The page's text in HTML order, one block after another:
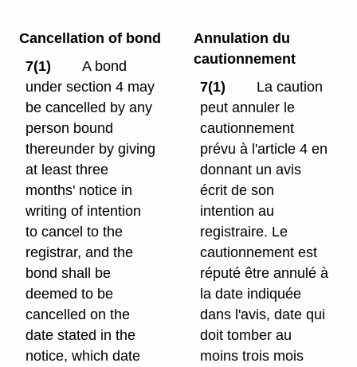
Cancellation of bond
7(1)
A bond
under section 4 may
be cancelled by any
person bound
thereunder by giving
at least three
months' notice in
writing of intention
to cancel to the
registrar, and the
bond shall be
deemed to be
cancelled on the
date stated in the
notice, which date
Annulation du
cautionnement
7(1)
La caution
peut annuler le
cautionnement
prévu à l'article 4 en
donnant un avis
écrit de son
intention au
registraire. Le
cautionnement est
réputé être annulé à
la date indiquée
dans l'avis, date qui
doit tomber au
moins trois mois